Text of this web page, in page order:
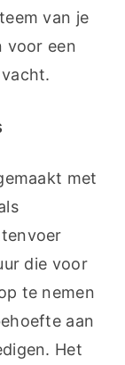
van je
voor een
met
die voor
te nemen
aan
Het